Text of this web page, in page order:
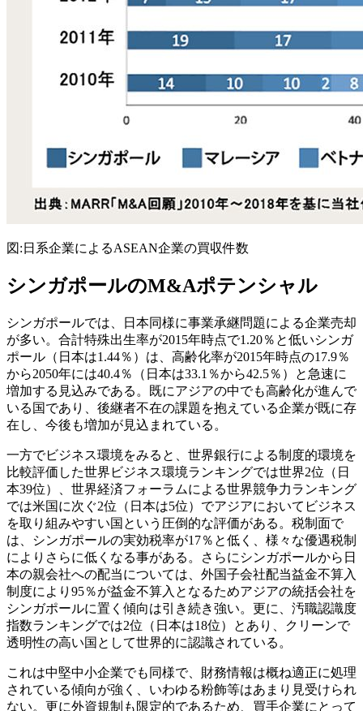
図:日系企業によるASEAN企業の買収件数
シンガポールのM&Aポテンシャル
シンガポールでは、日本同様に事業承継問題による企業売却
が多い。合計特殊出生率が2015年時点で1.20％と低いシンガ
ポール（日本は1.44％）は、高齢化率が2015年時点の17.9％
から2050年には40.4％（日本は33.1％から42.5％）と急速に
増加する見込みである。既にアジアの中でも高齢化が進んで
いる国であり、後継者不在の課題を抱えている企業が既に存
在し、今後も増加が見込まれている。
一方でビジネス環境をみると、世界銀行による制度的環境を
比較評価した世界ビジネス環境ランキングでは世界2位（日
本39位）、世界経済フォーラムによる世界競争力ランキング
では米国に次ぐ2位（日本は5位）でアジアにおいてビジネス
を取り組みやすい国という圧倒的な評価がある。税制面で
は、シンガポールの実効税率が17％と低く、様々な優遇税制
によりさらに低くなる事がある。さらにシンガポールから日
本の親会社への配当については、外国子会社配当益金不算入
制度により95％が益金不算入となるためアジアの統括会社を
シンガポールに置く傾向は引き続き強い。更に、汚職認識度
指数ランキングでは2位（日本は18位）とあり、クリーンで
透明性の高い国として世界的に認識されている。
これは中堅中小企業でも同様で、財務情報は概ね適正に処理
されている傾向が強く、いわゆる粉飾等はあまり見受けられ
ない。更に外資規制も限定的であるため、買手企業にとって